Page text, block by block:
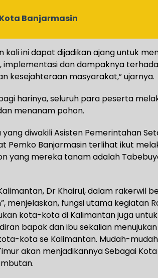
Banjarmasin
kali ini dapat dijadikan ajang untuk
dan dampaknya
kesejahteraan masyarakat,” ujarnya.
harinya, seluruh para peserta
menanam pohon.
diwakili Asisten Pemerintahan
Pemko Banjarmasin terlihat ikut
yang mereka tanam adalah
Dr Khairul, dalam rakerwil
menjelaskan, fungsi utama kegiatan
kota-kota di Kalimantan juga
bapak dan ibu sekalian
kota se Kalimantan. Mudah-
akan menjadikannya Sebagai Kota